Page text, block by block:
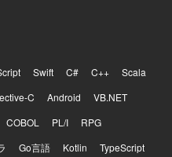
ービスや外部システムとの
環境やコンテナ環境上で
いた開発管理を行ってお
ールも活用しながら開発
Swift C# C++
Scala
C Android
VB.NET
COBOL PL/I
RPG
Go言語 Kotlin
TypeScript